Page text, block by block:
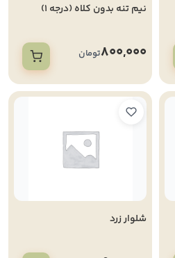
نیم تنه بدون کلاه (درجه 1)
800,000تومان
شلوار زرد